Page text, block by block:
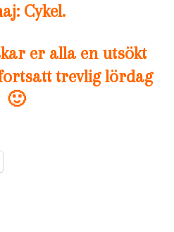
Cykel.
er alla en utsökt
trevlig lördag
🙂